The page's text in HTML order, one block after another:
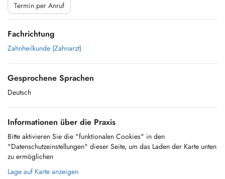
Termin per Anruf
Fachrichtung
Zahnheilkunde (Zahnarzt)
Gesprochene Sprachen
Deutsch
Informationen über die Praxis
Bitte aktivieren Sie die "funktionalen Cookies" in den
"Datenschutzeinstellungen" dieser Seite, um das Laden der Karte unten
zu ermöglichen
Lage auf Karte anzeigen